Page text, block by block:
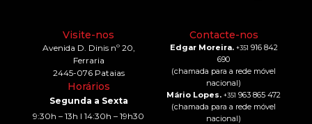
Visite-nos
Avenida D. Dinis nº 20,
Ferraria
2445-076 Pataias
Horários
Segunda a Sexta
9:30h – 13h I 14:30h – 19h30
Contacte-nos
Edgar Moreira. +351 916 842
690
(chamada para a rede móvel
nacional)
Mário Lopes. +351 963 865 472
(chamada para a rede móvel
nacional)